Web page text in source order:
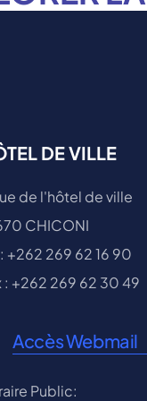
DE VILLE
de l'hôtel de ville
CHICONI
+262 269 62 16 90
: +262 269 62 30 49
Accès Webmail
Public: